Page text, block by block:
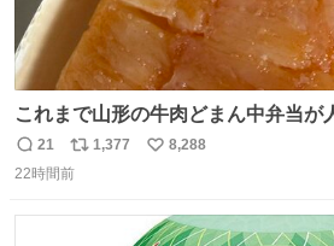
これまで山形の牛肉どまん中弁当が
ったのだが、それを遥かに超える弁当発見。 個
＆空弁ランキングぶっち切りで首位
れてるクルーの方は駅での購入が断
返
信
21
リ
ポ
1,377
い
数
8,288
22時間前